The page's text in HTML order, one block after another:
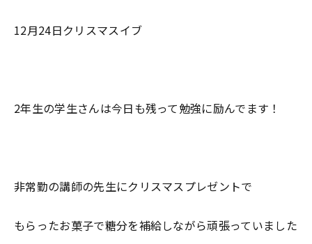
12月24日クリスマスイブ
2年生の学生さんは今日も残って勉強に励んでます！
非常勤の講師の先生にクリスマスプレゼントで
もらったお菓子で糖分を補給しながら頑張っていました